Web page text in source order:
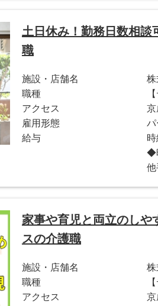
土日休み！勤務日数相談
職
施設・店舗名
職種
アクセス
雇用形態
パ
給与
◆
家事や育児と両立のし
スの介護職
施設・店舗名
職種
アクセス